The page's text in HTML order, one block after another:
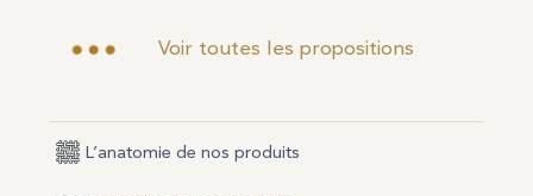
Voir toutes les propositions
L’anatomie de nos produits